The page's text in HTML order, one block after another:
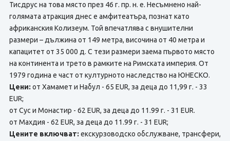
Тисдрус на това място през 46 г. пр. н. е. Несъмнено най-
голямата атракция днес е амфитеатъра, познат като
африканския Колизеум. Той впечатлява с внушителни
размери – дължина от 149 метра, височина от 40 метра и
капацитет от 35 000 д. С тези размери заема първото място
на континента и трето в рамките на Римската империя. От
1979 година е част от културното наследство на ЮНЕСКО.
Цени: от Хамамет и Набул - 65 EUR, за деца до 11,99 г. - 33
EUR;
от Сус и Монастир - 62 EUR, за деца до 11.99 г. - 31 EUR.
от Махдия - 62 EUR, за деца до 11.99 г. - 31 EUR;
Цените включват: екскурзоводско обслужване, трансфери,